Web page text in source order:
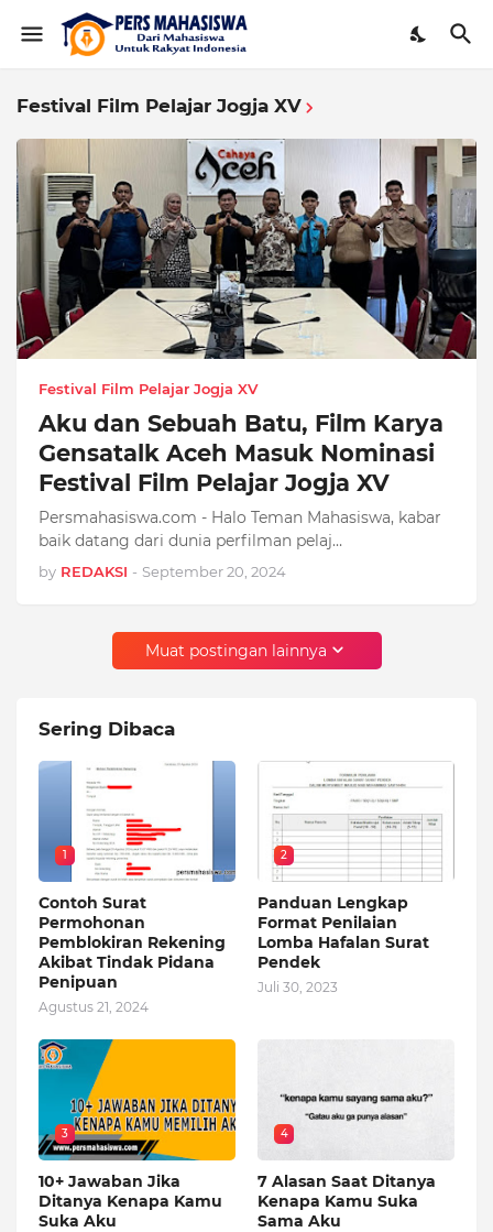
Festival Film Pelajar Jogja XV
Festival Film Pelajar Jogja XV
Aku dan Sebuah Batu, Film Karya
Gensatalk Aceh Masuk Nominasi
Festival Film Pelajar Jogja XV
Persmahasiswa.com - Halo Teman Mahasiswa, kabar
baik datang dari dunia perfilman pelaj…
by REDAKSI - September 20, 2024
Muat postingan lainnya
Sering Dibaca
1
Contoh Surat
Permohonan
Pemblokiran Rekening
Akibat Tindak Pidana
Penipuan
Agustus 21, 2024
2
Panduan Lengkap
Format Penilaian
Lomba Hafalan Surat
Pendek
Juli 30, 2023
3
10+ Jawaban Jika
Ditanya Kenapa Kamu
Suka Aku
4
7 Alasan Saat Ditanya
Kenapa Kamu Suka
Sama Aku